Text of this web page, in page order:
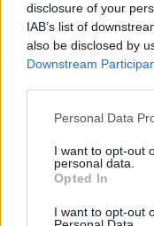
disclosure of your
IAB’s list of
also be disclosed by
Downstream
Personal Data
I want to opt-out
personal data.
Opted In
I want to opt-out
Commenti
Accedio
commento esprime il
di VareseNews.it, che
possono essere
che includano uno o più link